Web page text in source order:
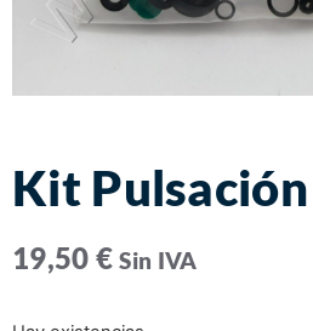
Kit
19,50 € Sin IVA